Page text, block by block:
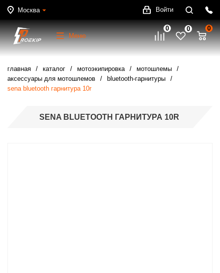
Москва Войти
Меню
0 0 0
главная каталог мотоэкипировка
мотошлемы
аксессуары для мотошлемов
bluetooth-гарнитуры
sena bluetooth гарнитура 10r
SENA BLUETOOTH ГАРНИТУРА 10R